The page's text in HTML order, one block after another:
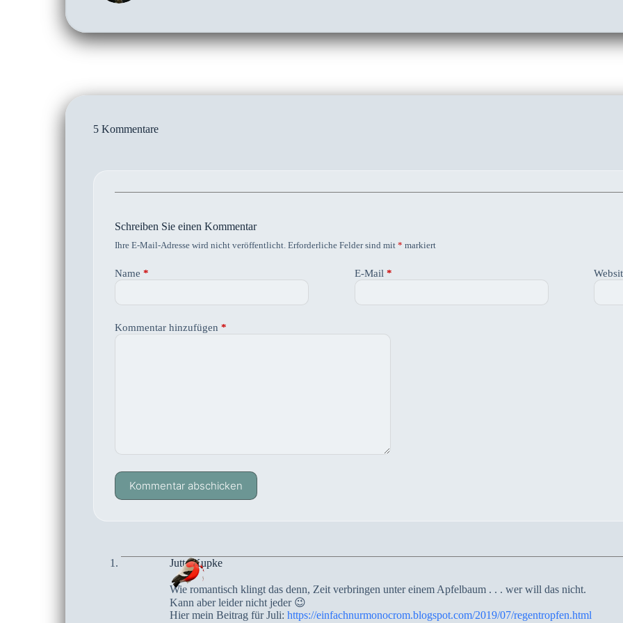
5 Kommentare
Schreiben Sie einen Kommentar
Ihre E-Mail-Adresse wird nicht veröffentlicht. Erforderliche Felder sind mit * markiert
Name * E-Mail*
Kommentar hinzufügen *
Kommentar abschicken
Jutta Kupke
Wie romantisch klingt das denn, Zeit verbringen unter einem Apfelbaum . . . wer will das nicht.
Kann aber leider nicht jeder 😉
Hier mein Beitrag für Juli: https://einfachnurmonocrom.blogspot.com/2019/07/regentropfen.html